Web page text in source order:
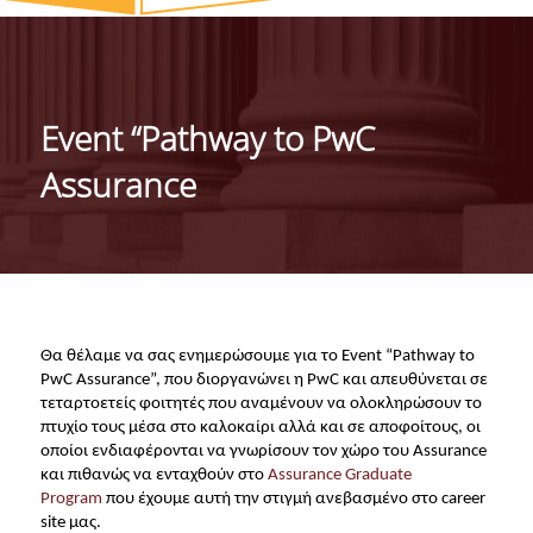
* ΠΛΗΡΟΦΟΡΙΕΣ ΓΙΑ ΜΑΘΗΤΕΣ ΛΥΚΕΙΟΥ *
ΜΕ ΜΙΑ ΜΑΤΙΑ
ΔΙΟΙΚΗΣΗ ΤΟΥ ΤΜΗΜΑΤΟΣ
ΔΙΕΘΝΕΙΣ ΣΥΝΕΡΓΑΣΙΕΣ ΜΕ ΠΑΝΕΠΙΣΤΗΜΙΑ
ΤΟΥ ΕΞΩΤΕΡΙΚΟΥ
ΔΙΟΡΓΑΝΩΣΗ ΣΥΝΕΔΡΙΩΝ
ΑΝΘΡΩΠΙΝΟ ΔΥΝΑΜΙΚΟ
Event “Pathway to PwC
Assurance
Θα θέλαμε να σας ενημερώσουμε για το Event “Pathway to
PwC Assurance”, που διοργανώνει η PwC και απευθύνεται σε
τεταρτοετείς φοιτητές που αναμένουν να ολοκληρώσουν το
πτυχίο τους μέσα στο καλοκαίρι αλλά και σε αποφοίτους, οι
οποίοι ενδιαφέρονται να γνωρίσουν τον χώρο του Assurance
και πιθανώς να ενταχθούν στο Assurance Graduate
Program που έχουμε αυτή την στιγμή ανεβασμένο στο career
site μας.